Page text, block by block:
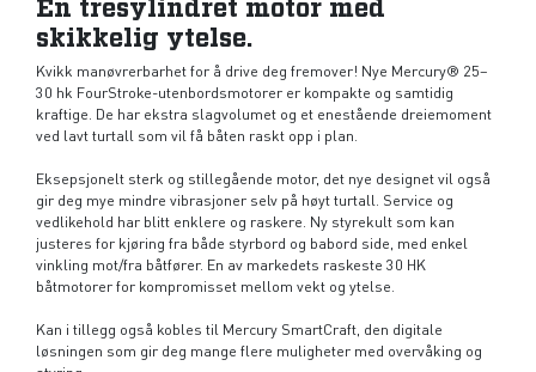
En tresylindret motor med
skikkelig ytelse.
Kvikk manøvrerbarhet for å drive deg fremover! Nye Mercury® 25–
30 hk FourStroke-utenbordsmotorer er kompakte og samtidig
kraftige. De har ekstra slagvolumet og et enestående dreiemoment
ved lavt turtall som vil få båten raskt opp i plan.
Eksepsjonelt sterk og stillegående motor, det nye designet vil også
gir deg mye mindre vibrasjoner selv på høyt turtall. Service og
vedlikehold har blitt enklere og raskere. Ny styrekult som kan
justeres for kjøring fra både styrbord og babord side, med enkel
vinkling mot/fra båtfører. En av markedets raskeste 30 HK
båtmotorer for kompromisset mellom vekt og ytelse.
Kan i tillegg også kobles til Mercury SmartCraft, den digitale
løsningen som gir deg mange flere muligheter med overvåking og